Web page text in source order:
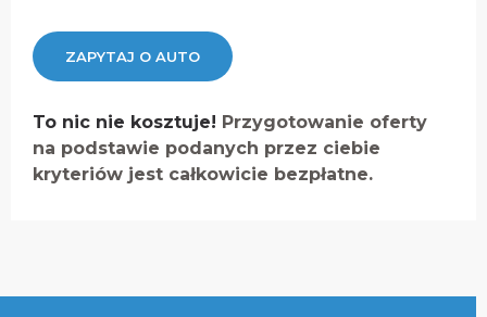
ZAPYTAJ O AUTO
To nic nie kosztuje! Przygotowanie oferty
na podstawie podanych przez ciebie
kryteriów jest całkowicie bezpłatne.